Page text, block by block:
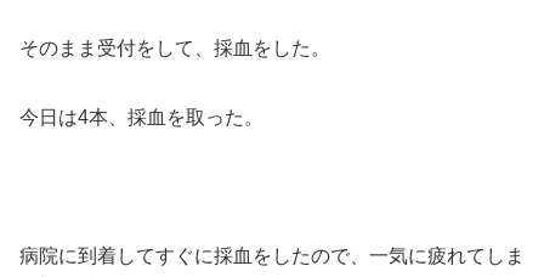
そのまま受付をして、採血をした。
今日は4本、採血を取った。
病院に到着してすぐに採血をしたので、一気に疲れてしま